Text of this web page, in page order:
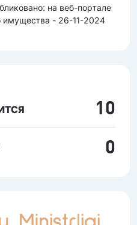
на веб-портале
имущества - 26-11-2024
10
0